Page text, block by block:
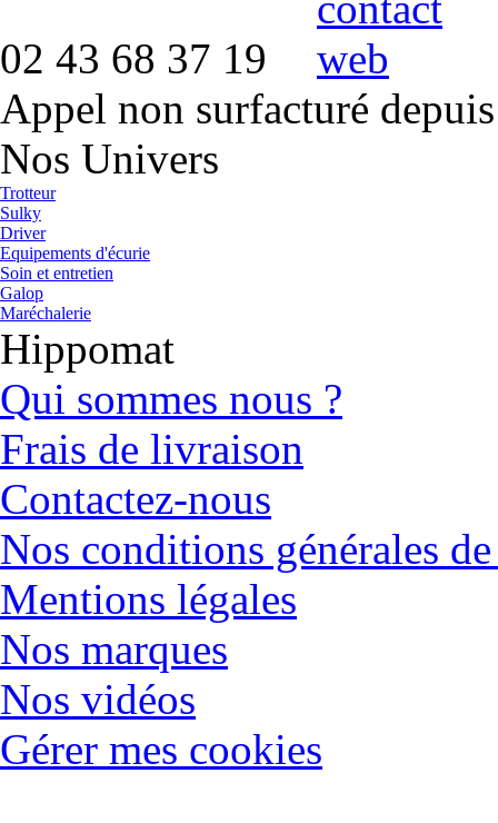
02 43 68 37 19
Appel non surfacturé
Nos Univers
Trotteur
Sulky
Driver
Equipements d'écurie
Soin et entretien
Galop
Maréchalerie
Hippomat
Qui sommes nous ?
Frais de livraison
Contactez-nous
Nos conditions générales
Mentions légales
Nos marques
Nos vidéos
Gérer mes cookies